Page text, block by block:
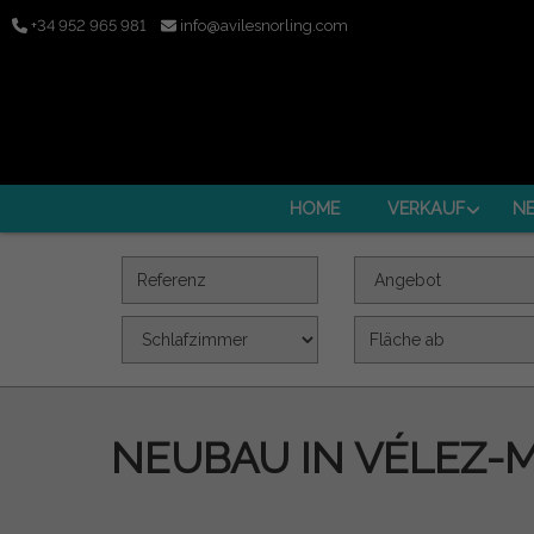
+34 952 965 981 info@avilesnorling.com
HOME VERKAUF
Referenz Angebot
Schlafzimmer Fläche (m2)
NEUBAU IN VÉLEZ-